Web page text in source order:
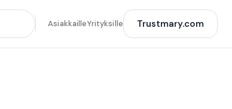
AsiakkailleYrityksille Trustmary.com